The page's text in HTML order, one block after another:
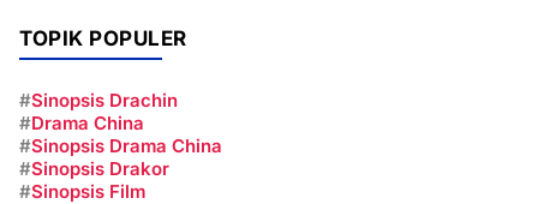
TOPIK POPULER
#Sinopsis Drachin
#Drama China
#Sinopsis Drama China
#Sinopsis Drakor
#Sinopsis Film